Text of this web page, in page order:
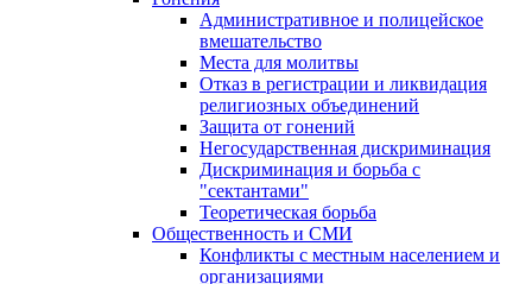
Административное и полицейское
вмешательство
Места для молитвы
Отказ в регистрации и ликвидация
религиозных объединений
Защита от гонений
Негосударственная дискриминация
Дискриминация и борьба с
"сектантами"
Теоретическая борьба
Общественность и СМИ
Конфликты с местным населением и
организациями